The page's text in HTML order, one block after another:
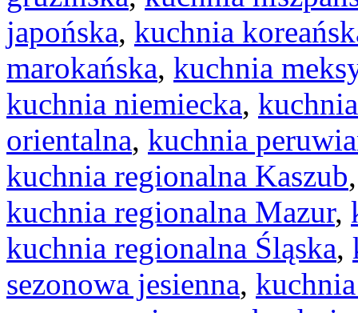
japońska, kuchnia
marokańska, kuchnia
kuchnia niemiecka,
orientalna, kuchnia
kuchnia regionalna Kaszub
kuchnia regionalna Mazur,
kuchnia regionalna Śląska,
sezonowa jesienna,